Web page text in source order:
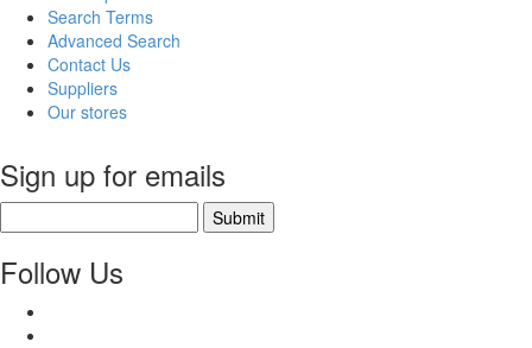
Search Terms
Advanced Search
Contact Us
Suppliers
Our stores
Sign up for emails
Submit
Follow Us